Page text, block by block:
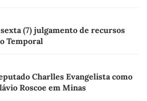
(7) julgamento de recursos
Temporal
Charlles Evangelista como
Roscoe em Minas